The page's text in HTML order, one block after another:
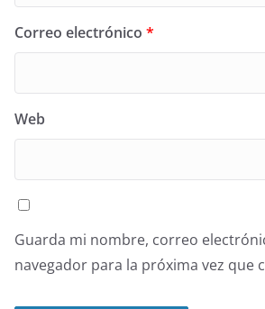
Correo electrónico *
Web
Guarda mi nombre, correo
navegador para la próxima vez que